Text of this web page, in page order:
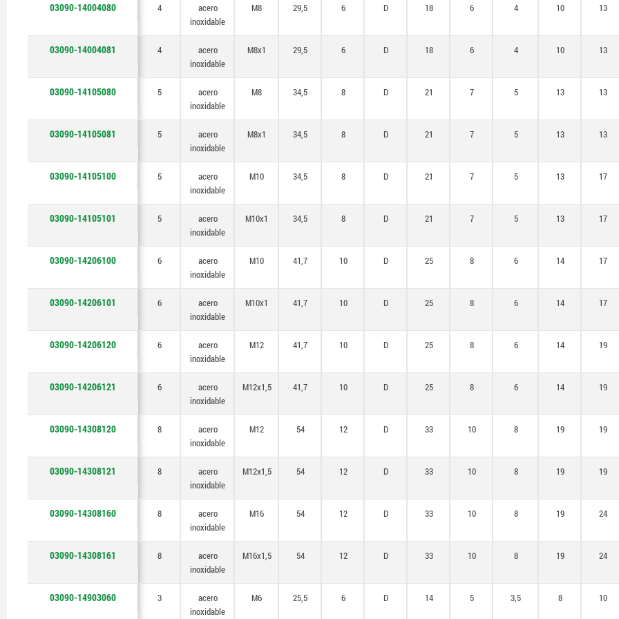
03090-14004080 4
acero
inoxidable
M8 29,5 6 D 18 6 4 10 13
03090-14004081 4
acero
inoxidable
M8x1 29,5 6 D 18 6 4 10 13
03090-14105080 5
acero
inoxidable
M8 34,5 8 D 21 7 5 13 13
03090-14105081 5
acero
inoxidable
M8x1 34,5 8 D 21 7 5 13 13
03090-14105100 5
acero
inoxidable
M10 34,5 8 D 21 7 5 13 17
03090-14105101 5
acero
inoxidable
M10x1 34,5 8 D 21 7 5 13 17
03090-14206100 6
acero
inoxidable
M10 41,7 10 D 25 8 6 14 17
03090-14206101 6
acero
inoxidable
M10x1 41,7 10 D 25 8 6 14 17
03090-14206120 6
acero
inoxidable
M12 41,7 10 D 25 8 6 14 19
03090-14206121 6
acero
inoxidable
M12x1,5 41,7 10 D 25 8 6 14 19
03090-14308120 8
acero
inoxidable
M12 54 12 D 33 10 8 19 19
03090-14308121 8
acero
inoxidable
M12x1,5 54 12 D 33 10 8 19 19
03090-14308160 8
acero
inoxidable
M16 54 12 D 33 10 8 19 24
03090-14308161 8
acero
inoxidable
M16x1,5 54 12 D 33 10 8 19 24
03090-14903060 3
acero
inoxidable
M6 25,5 6 D 14 5 3,5 8 10